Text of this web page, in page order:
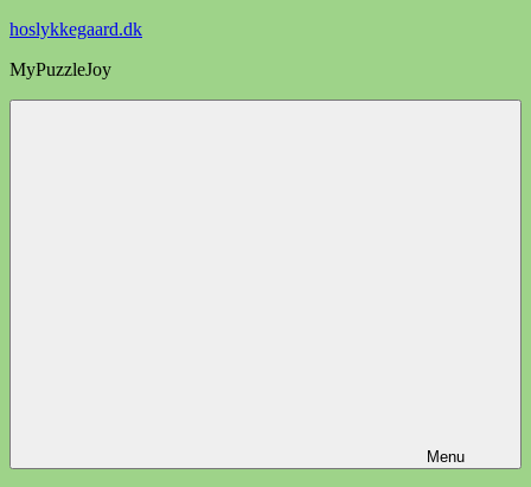
Videre
indhold
hoslykkegaard.dk
MyPuzzleJoy
Menu